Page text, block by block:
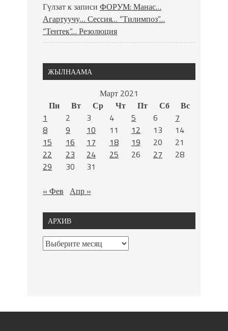
Гүлзатк записи ФОРУМ: Манас…
Агартуучу… Сессия… “Тилимпоз”…
“Тентек”… Резолюция
ЖЫЛНААМА
Март 2021
Пн
Вт Ср Чт Пт Сб
Вс
1
2 3 4 5 6
7
8
9 10 11 12 13
14
15
16 17 18 19 20
21
22
23 24 25 26 27
28
29
30
31
« Фев Апр »
АРХИВ